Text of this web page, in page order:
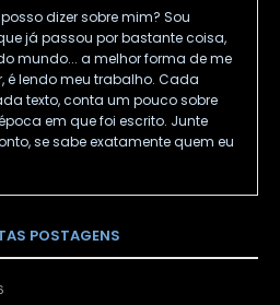
dizer sobre mim? Sou
já passou por bastante coisa,
mundo... a melhor forma de me
é lendo meu trabalho. Cada
texto, conta um pouco sobre
em que foi escrito. Junte
se sabe exatamente quem eu
POSTAGENS